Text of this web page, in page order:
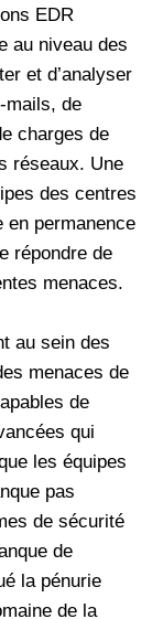
EDR
au niveau des
et d’analyser
mails, de
charges de
réseaux. Une
des centres
en permanence
répondre de
menaces.
au sein des
menaces de
de
qui
les équipes
pas
de sécurité
de
la pénurie
de la